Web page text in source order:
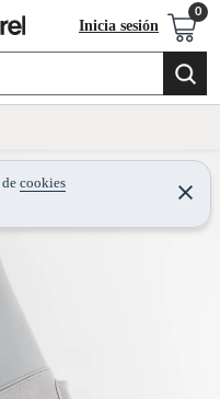
Inicia sesión
de cookies
C
r